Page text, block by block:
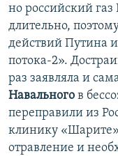
но российский
длительно,
действий Путина
потока-2».
раз заявляла и
Навального в
переправили из
клинику
отравление и